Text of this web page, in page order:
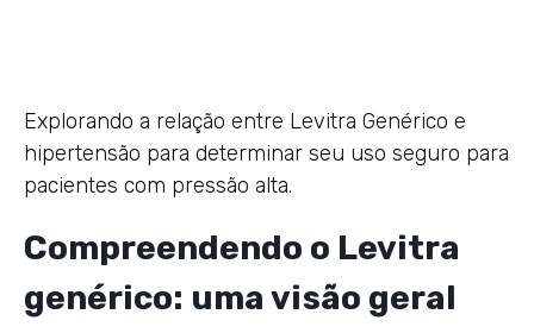
Explorando a relação entre Levitra Genérico e
hipertensão para determinar seu uso seguro para
pacientes com pressão alta.
Compreendendo o Levitra
genérico: uma visão geral